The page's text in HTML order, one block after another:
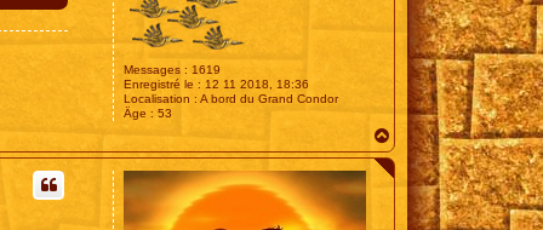
Messages : 1619
Enregistré le : 12 11 2018, 18:36
Localisation : A bord du Grand Condor
Âge : 53
a
u